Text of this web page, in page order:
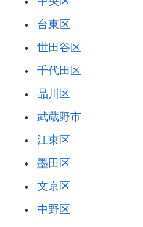
台東区
世田谷区
千代田区
品川区
武蔵野市
江東区
墨田区
文京区
中野区